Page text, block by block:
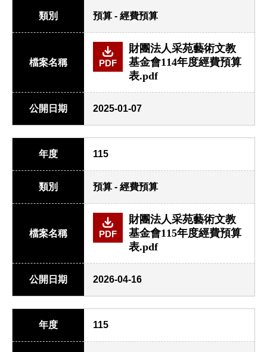
類別 預算 - 經費預算
檔案名稱 PDF
財團法人采苑藝術文教
基金會114年度經費預算
表.pdf
公開日期 2025-01-07
年度 115
類別 預算 - 經費預算
檔案名稱 PDF
財團法人采苑藝術文教
基金會115年度經費預算
表.pdf
公開日期 2026-04-16
年度 115